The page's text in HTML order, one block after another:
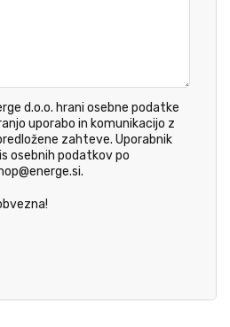
d.o.o. hrani osebne podatke
uporabo in komunikacijo z
zahteve. Uporabnik
osebnih podatkov po
orodje